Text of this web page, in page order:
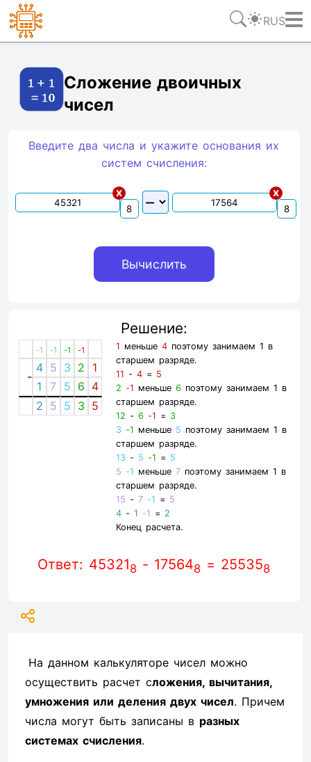
RUS
Сложение двоичных
чисел
Введите два числа и укажите основания их
систем счиcления:
x x
Решение:
-1 -1 -1 -1
-
4 5 3 2
1
1
7 5 6 4
2 5 5 3 5
1 меньше 4поэтому занимаем 1 в
старшем разряде.
11 - 4= 5
2 -1 меньше 6 поэтому занимаем 1 в
старшем разряде.
12 - 6 -1 = 3
3 -1 меньше 5 поэтому занимаем 1 в
старшем разряде.
13- 5 -1 = 5
5 -1 меньше 7поэтому занимаем 1 в
старшем разряде.
15 - 7 -1 = 5
4- 1 -1 = 2
Конец расчета.
Ответ: 453218 - 175648 = 255358
На данном калькуляторе чисел можно
осуществить расчет сложения, вычитания,
умножения или деления двух чисел. Причем
числа могут быть записаны в разных
системах счисления.